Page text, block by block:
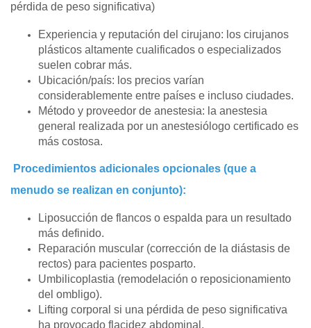
pérdida de peso significativa)
Experiencia y reputación del cirujano: los cirujanos
plásticos altamente cualificados o especializados
suelen cobrar más.
Ubicación/país: los precios varían
considerablemente entre países e incluso ciudades.
Método y proveedor de anestesia: la anestesia
general realizada por un anestesiólogo certificado es
más costosa.
Procedimientos adicionales opcionales (que a
menudo se realizan en conjunto):
Liposucción de flancos o espalda para un resultado
más definido.
Reparación muscular (corrección de la diástasis de
rectos) para pacientes posparto.
Umbilicoplastia (remodelación o reposicionamiento
del ombligo).
Lifting corporal si una pérdida de peso significativa
ha provocado flacidez abdominal.